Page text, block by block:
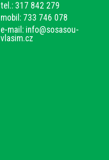
tel.: 317 842 279
mobil: 733 746 078
e-mail: info@sosasou-
vlasim.cz